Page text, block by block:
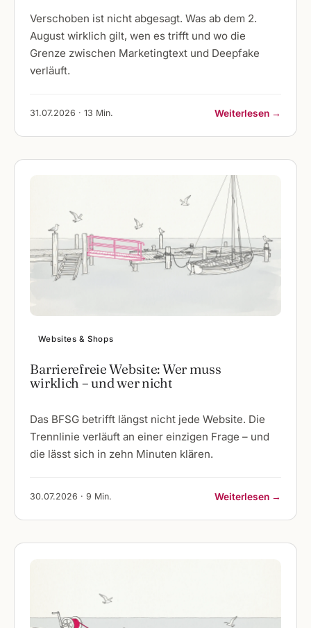
Verschoben ist nicht abgesagt. Was ab dem 2.
August wirklich gilt, wen es trifft und wo die
Grenze zwischen Marketingtext und Deepfake
verläuft.
31.07.2026 · 13 Min. Weiterlesen →
Websites & Shops
Barrierefreie Website: Wer muss
wirklich – und wer nicht
Das BFSG betrifft längst nicht jede Website. Die
Trennlinie verläuft an einer einzigen Frage – und
die lässt sich in zehn Minuten klären.
30.07.2026 · 9 Min. Weiterlesen →